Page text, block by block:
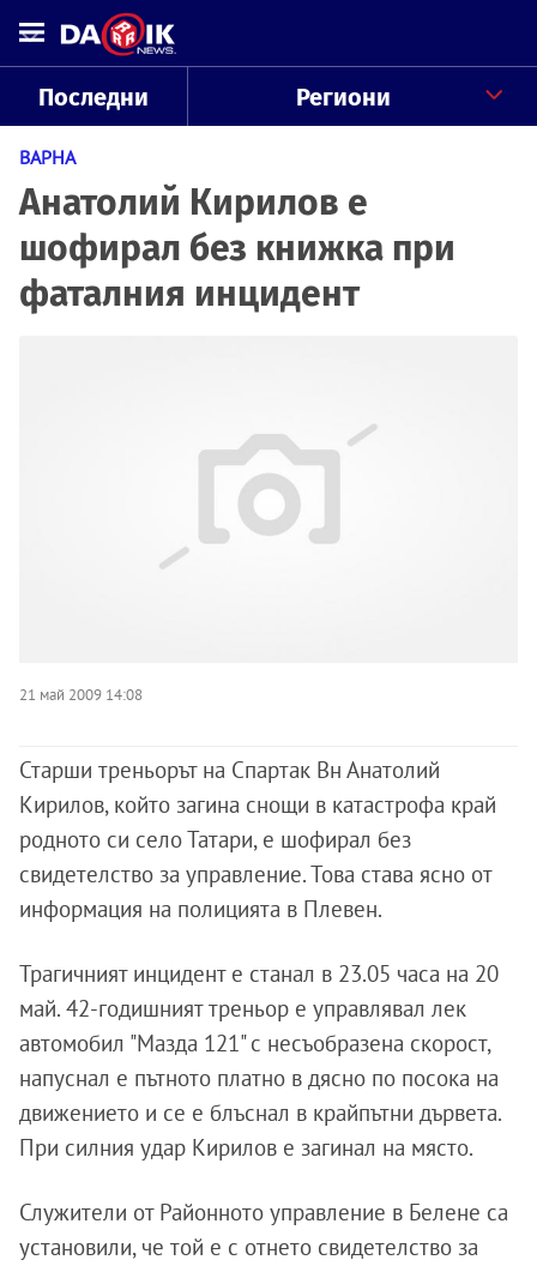
Последни Региони
ВАРНА
Анатолий Кирилов е
шофирал без книжка при
фаталния инцидент
21 май 2009 14:08
Старши треньорът на Спартак Вн Анатолий
Кирилов, който загина снощи в катастрофа край
родното си село Татари, е шофирал без
свидетелство за управление. Това става ясно от
информация на полицията в Плевен.
Трагичният инцидент е станал в 23.05 часа на 20
май. 42-годишният треньор е управлявал лек
автомобил "Мазда 121" с несъобразена скорост,
напуснал е пътното платно в дясно по посока на
движението и се е блъснал в крайпътни дървета.
При силния удар Кирилов е загинал на място.
Служители от Районното управление в Белене са
установили, че той е с отнето свидетелство за